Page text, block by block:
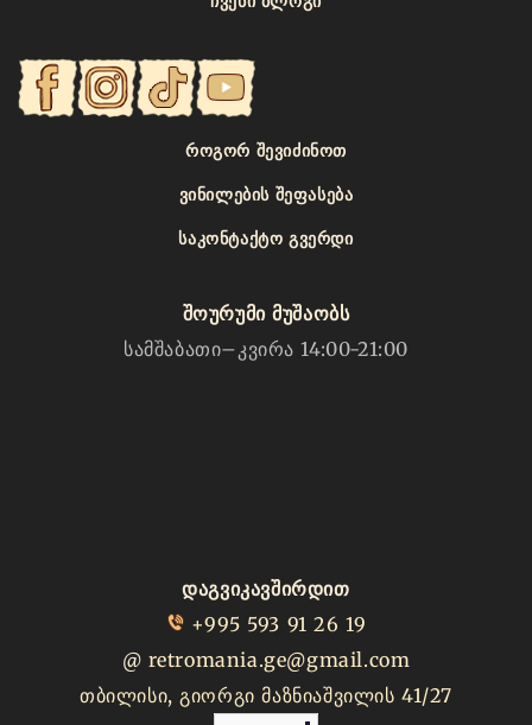
ᲠᲝᲒᲝᲠ ᲨᲔᲕᲘᲫᲘᲜᲝᲗ
ᲕᲘᲜᲘᲚᲔᲑᲘᲡ ᲨᲔᲤᲐᲡᲔᲑᲐ
ᲡᲐᲙᲝᲜᲢᲐᲥᲢᲝ ᲒᲕᲔᲠᲓᲘ
შოურუმი მუშაობს
სამშაბათი–კვირა 14:00-21:00
დაგვიკავშირდით
+995 593 91 26 19
@ retromania.ge@gmail.com
თბილისი, გიორგი მაზნიაშვილის 41/27